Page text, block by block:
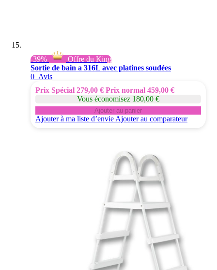
-39%
Offre du King
Sortie de bain a 316L avec platines soudées
0 Avis
Prix Spécial 279,00 € Prix normal 459,00 €
Vous économisez 180,00 €
Ajouter au panier
Ajouter à ma liste d’envie Ajouter au comparateur